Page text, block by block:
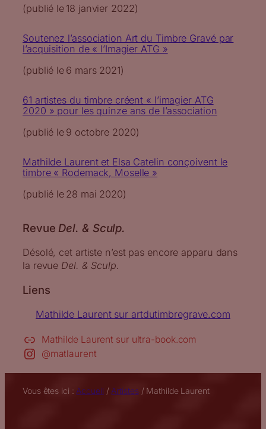
(publié le 18 janvier 2022)
Soutenez l’association Art du Timbre Gravé par
l’acquisition de « l’Imagier ATG »
(publié le 6 mars 2021)
61 artistes du timbre créent « l’imagier ATG
2020 » pour les quinze ans de l’association
(publié le 9 octobre 2020)
Mathilde Laurent et Elsa Catelin conçoivent le
timbre « Rodemack, Moselle »
(publié le 28 mai 2020)
Revue Del. & Sculp.
Désolé, cet artiste n’est pas encore apparu dans
la revue Del. & Sculp.
Liens
Mathilde Laurent sur artdutimbregrave.com
Mathilde Laurent sur ultra-book.com
@matlaurent
Vous êtes ici :Accueil /Artistes/ Mathilde Laurent